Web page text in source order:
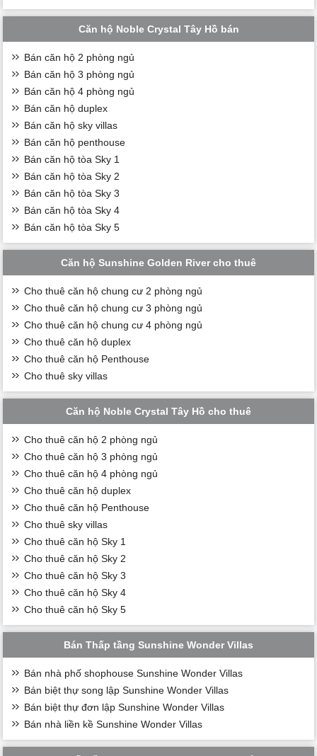
Căn hộ Noble Crystal Tây Hồ bán
Bán căn hộ 2 phòng ngủ
Bán căn hộ 3 phòng ngủ
Bán căn hộ 4 phòng ngủ
Bán căn hộ duplex
Bán căn hộ sky villas
Bán căn hộ penthouse
Bán căn hộ tòa Sky 1
Bán căn hộ tòa Sky 2
Bán căn hộ tòa Sky 3
Bán căn hộ tòa Sky 4
Bán căn hộ tòa Sky 5
Căn hộ Sunshine Golden River cho thuê
Cho thuê căn hộ chung cư 2 phòng ngủ
Cho thuê căn hộ chung cư 3 phòng ngủ
Cho thuê căn hộ chung cư 4 phòng ngủ
Cho thuê căn hộ duplex
Cho thuê căn hộ Penthouse
Cho thuê sky villas
Căn hộ Noble Crystal Tây Hồ cho thuê
Cho thuê căn hộ 2 phòng ngủ
Cho thuê căn hộ 3 phòng ngủ
Cho thuê căn hộ 4 phòng ngủ
Cho thuê căn hộ duplex
Cho thuê căn hộ Penthouse
Cho thuê sky villas
Cho thuê căn hộ Sky 1
Cho thuê căn hộ Sky 2
Cho thuê căn hộ Sky 3
Cho thuê căn hộ Sky 4
Cho thuê căn hộ Sky 5
Bán Thấp tầng Sunshine Wonder Villas
Bán nhà phố shophouse Sunshine Wonder Villas
Bán biệt thự song lập Sunshine Wonder Villas
Bán biệt thự đơn lập Sunshine Wonder Villas
Bán nhà liền kề Sunshine Wonder Villas